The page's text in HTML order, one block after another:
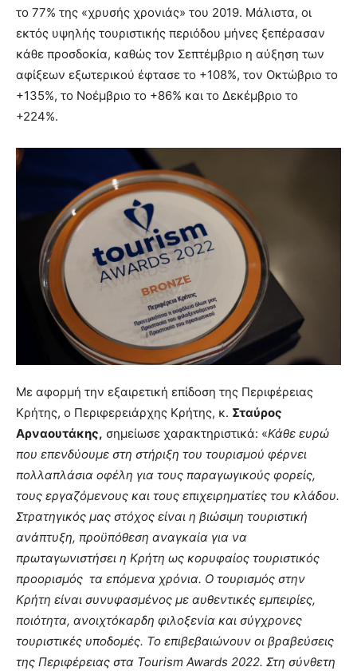
το 77% της «χρυσής χρονιάς» του 2019. Μάλιστα, οι
εκτός υψηλής τουριστικής περιόδου μήνες ξεπέρασαν
κάθε προσδοκία, καθώς τον Σεπτέμβριο η αύξηση των
αφίξεων εξωτερικού έφτασε το +108%, τον Οκτώβριο το
+135%, το Νοέμβριο το +86% και το Δεκέμβριο το
+224%.
Με αφορμή την εξαιρετική επίδοση της Περιφέρειας
Κρήτης, ο Περιφερειάρχης Κρήτης, κ. Σταύρος
Αρναουτάκης, σημείωσε χαρακτηριστικά: «Κάθε ευρώ
που επενδύουμε στη στήριξη του τουρισμού φέρνει
πολλαπλάσια οφέλη για τους παραγωγικούς φορείς,
τους εργαζόμενους και τους επιχειρηματίες του κλάδου.
Στρατηγικός μας στόχος είναι η βιώσιμη τουριστική
ανάπτυξη, προϋπόθεση αναγκαία για να
πρωταγωνιστήσει η Κρήτη ως κορυφαίος τουριστικός
προορισμός τα επόμενα χρόνια. Ο τουρισμός στην
Κρήτη είναι συνυφασμένος με αυθεντικές εμπειρίες,
ποιότητα, ανοιχτόκαρδη φιλοξενία και σύγχρονες
τουριστικές υποδομές. Το επιβεβαιώνουν οι βραβεύσεις
της Περιφέρειας στα Tourism Awards 2022. Στη σύνθετη